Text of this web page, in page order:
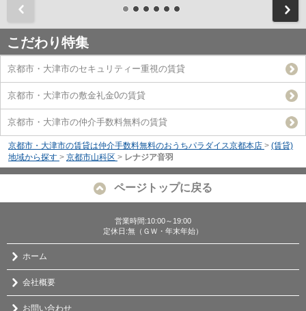
こだわり特集
京都市・大津市のセキュリティー重視の賃貸
京都市・大津市の敷金礼金0の賃貸
京都市・大津市の仲介手数料無料の賃貸
京都市・大津市の賃貸は仲介手数料無料のおうちパラダイス京都本店 > (賃貸)
地域から探す > 京都市山科区 > レナジア音羽
ページトップに戻る
営業時間:10:00～19:00
定休日:無（ＧＷ・年末年始）
ホーム
会社概要
お問い合わせ